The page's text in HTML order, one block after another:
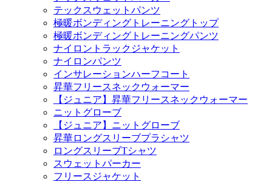
テックスウェットパンツ
極暖ボンディングトレーニングトップ
極暖ボンディングトレーニングパンツ
ナイロントラックジャケット
ナイロンパンツ
インサレーションハーフコート
昇華フリースネックウォーマー
【ジュニア】昇華フリースネックウォーマー
ニットグローブ
【ジュニア】ニットグローブ
昇華ロングスリーブプラシャツ
ロングスリーブTシャツ
スウェットパーカー
フリースジャケット